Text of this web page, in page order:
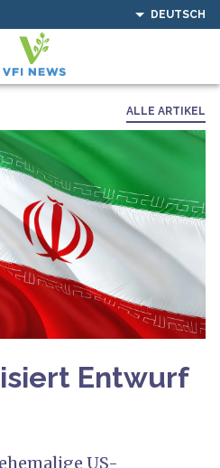
DEUTSCH
ALLE ARTIKEL
Entwurf
US-